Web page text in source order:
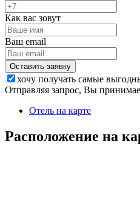
Как вас зовут
Ваш email
хочу получать самые
Отправляя запрос, Вы
Отель на карте
Расположение на